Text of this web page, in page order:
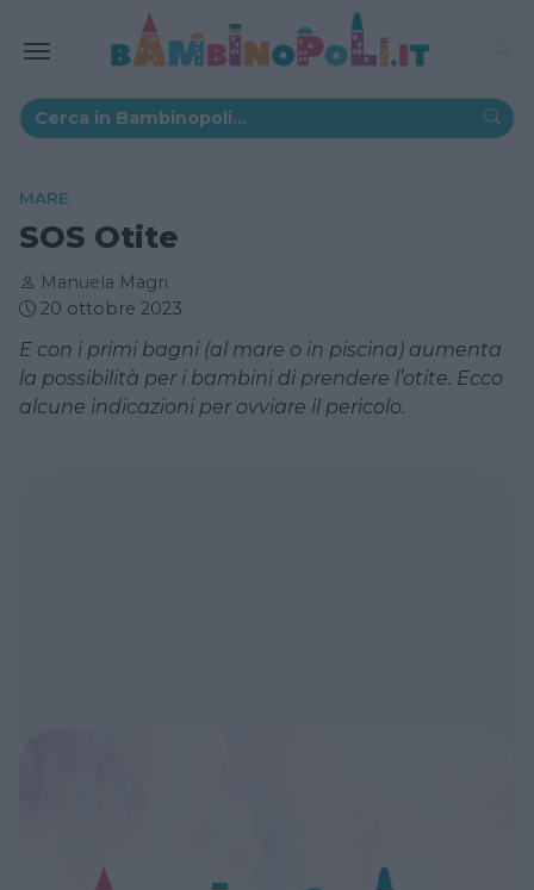
MARE
SOS Otite
Manuela Magri
20 ottobre 2023
E con i primi bagni (al mare o in piscina) aumenta
la possibilità per i bambini di prendere l’otite. Ecco
alcune indicazioni per ovviare il pericolo.